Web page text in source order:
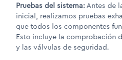
Pruebas del sistema:Antes de
inicial, realizamos pruebas
que todos los componentes
Esto incluye la comprobación
y las válvulas de seguridad.